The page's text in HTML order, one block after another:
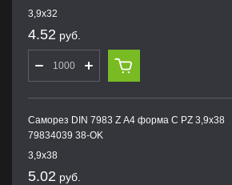
3,9х32
4.52 руб.
Саморез DIN 7983 Z А4 форма С PZ 3,9х38
79834039 38-OK
3,9х38
5.02 руб.